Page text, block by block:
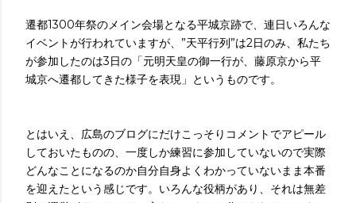
遷都1300年祭のメイン会場となる平城京跡で、連日いろんな
イベントが行われていますが、”天平行列”は2日のみ、私たち
が参加したのは3日の「元明天皇の御一行が、藤原京から平
城京へ遷都してきた様子を表現」というものです。
とはいえ、広島のブログにだけこっそりコメントでアピール
しておいたものの、一度しか練習に参加していないので実際
どんなことになるのか自分自身よくわかっていないまま本番
を迎えたという感じです。いろんな役柄があり、それは無差